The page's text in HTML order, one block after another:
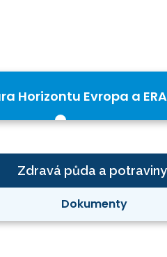
Horizontu Evropa a ERA
Zdravá půda a potraviny
Dokumenty